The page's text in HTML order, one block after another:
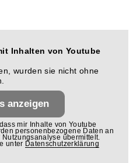
Inhalten von Youtube
wurden sie nicht ohne
anzeigen
mir Inhalte von Youtube
personenbezogene Daten an
übermittelt.
unter Datenschutzerklärung